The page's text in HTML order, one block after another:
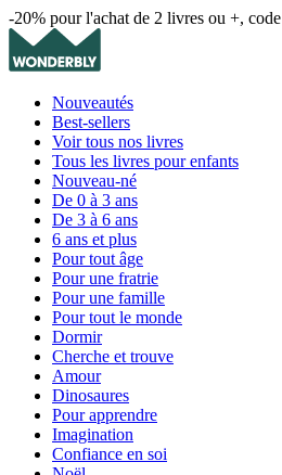
-20% pour l'achat de 2 livres ou +, code
Nouveautés
Best-sellers
Voir tous nos livres
Tous les livres pour enfants
Nouveau-né
De 0 à 3 ans
De 3 à 6 ans
6 ans et plus
Pour tout âge
Pour une fratrie
Pour une famille
Pour tout le monde
Dormir
Cherche et trouve
Amour
Dinosaures
Pour apprendre
Imagination
Confiance en soi